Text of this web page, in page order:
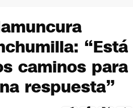
“Está
caminos para
respuesta”